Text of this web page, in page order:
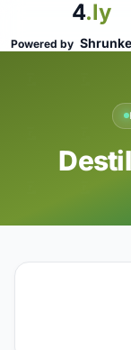
4.ly
Powered by